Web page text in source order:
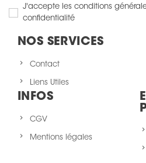
J'accepte les conditions
confidentialité
NOS SERVICES
Contact
Liens Utiles
INFOS
CGV
Mentions légales